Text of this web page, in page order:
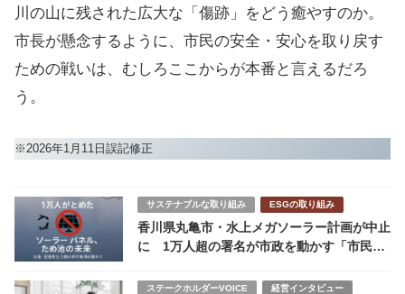
川の山に残された広大な「傷跡」をどう癒やすのか。
市長が懸念するように、市民の安全・安心を取り戻す
ための戦いは、むしろここからが本番と言えるだろ
う。
※2026年1月11日誤記修正
サステナブルな取り組み ESGの取り組み
香川県丸亀市・水上メガソーラー計画が中止
に 1万人超の署名が市政を動かす「市民の
ステークホルダーVOICE 経営インタビュー